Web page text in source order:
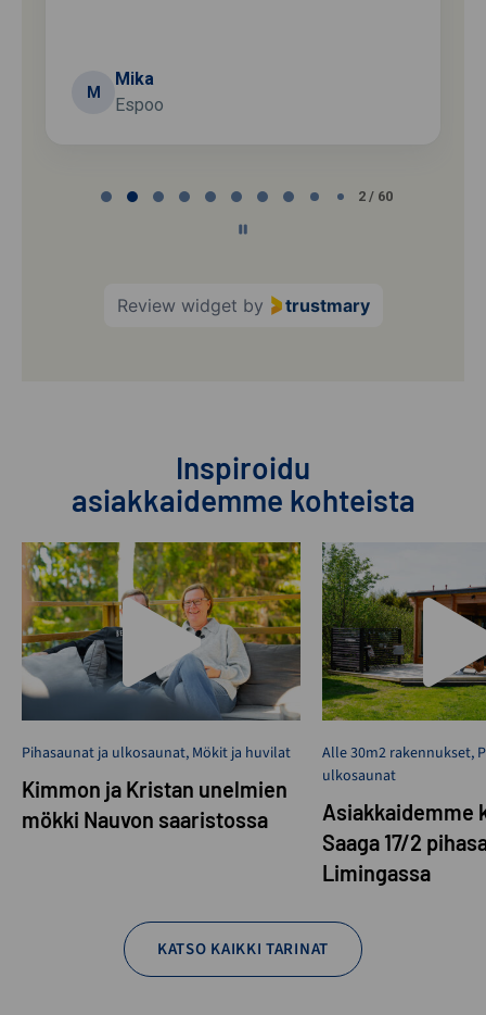
M
Mika
Espoo
2 / 60
Review widget by trustmary
Inspiroidu
asiakkaidemme kohteista
Pihasaunat ja ulkosaunat, Mökit ja huvilat
Kimmon ja Kristan unelmien
mökki Nauvon saaristossa
Alle 30m2 rakennukset,
ulkosaunat
Asiakkaidemme
Saaga 17/2
Limingassa
KATSO KAIKKI TARINAT